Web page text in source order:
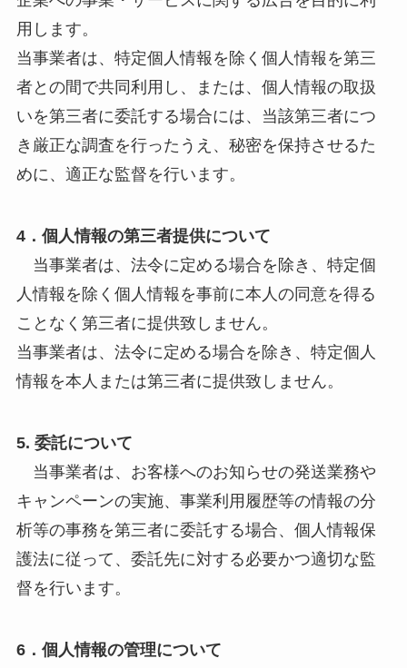
用します。
当事業者は、特定個人情報を除く個人情報を第三
者との間で共同利用し、または、個人情報の取扱
いを第三者に委託する場合には、当該第三者につ
き厳正な調査を行ったうえ、秘密を保持させるた
めに、適正な監督を行います。
4．個人情報の第三者提供について
当事業者は、法令に定める場合を除き、特定個
人情報を除く個人情報を事前に本人の同意を得る
ことなく第三者に提供致しません。
当事業者は、法令に定める場合を除き、特定個人
情報を本人または第三者に提供致しません。
5. 委託について
当事業者は、お客様へのお知らせの発送業務や
キャンペーンの実施、事業利用履歴等の情報の分
析等の事務を第三者に委託する場合、個人情報保
護法に従って、委託先に対する必要かつ適切な監
督を行います。
6．個人情報の管理について